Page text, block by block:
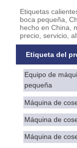
Etiquetas
boca pequeña,
hecho en China,
precio, servicio,
Etiqueta del
Equipo de
pequeña
Máquina de
Máquina de
Máquina de